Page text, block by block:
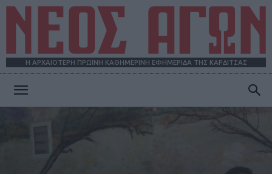
Η ΑΡΧΑΙΟΤΕΡΗ ΠΡΩΪΝΗ ΚΑΘΗΜΕΡΙΝΗ ΕΦΗΜΕΡΙΔΑ ΤΗΣ ΚΑΡΔΙΤΣΑΣ